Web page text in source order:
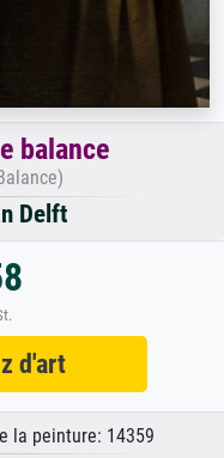
balance
Delft
d'art
la peinture: 14359